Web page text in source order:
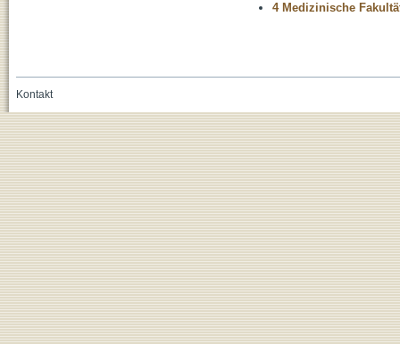
4 Medizinische
Kontakt